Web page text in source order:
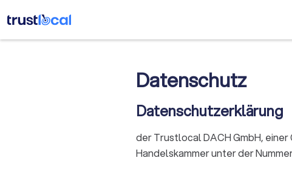
Datenschutz
Datenschutzerklärung
der Trustlocal DACH GmbH,
Handelskammer unter der